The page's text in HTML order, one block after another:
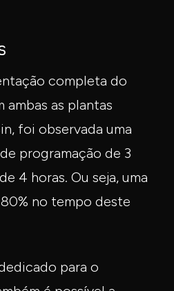
completa do
ambas as plantas
foi observada uma
programação de 3
4 horas. Ou seja, uma
no tempo deste
para o